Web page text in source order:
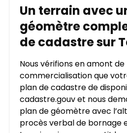
Un terrain avec
géomètre
de cadastre sur
Nous vérifions en amont de
commercialisation que
plan de cadastre de
cadastre.gouv et nous
plan de géomètre avec
procès verbal de bornage